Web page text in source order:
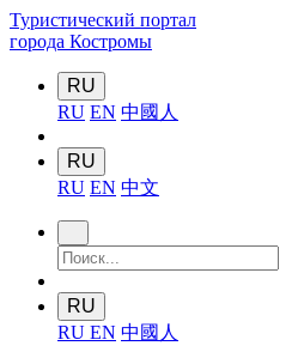
Туристический портал
города Костромы
RU
RU EN 中國人
RU
RU EN 中文
RU
RU EN 中國人